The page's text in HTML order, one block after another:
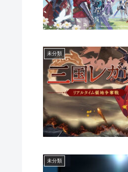
未分類
未分類